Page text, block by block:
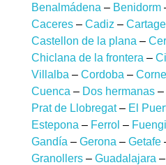
Benalmádena – Benidorm
Caceres – Cadiz –
Castellon de la plana –
Chiclana de la frontera –
Villalba – Cordoba –
Cuenca – Dos hermanas –
Prat de Llobregat– El
Estepona – Ferrol –
Gandía – Gerona – Getafe
Granollers – Guadalajara –